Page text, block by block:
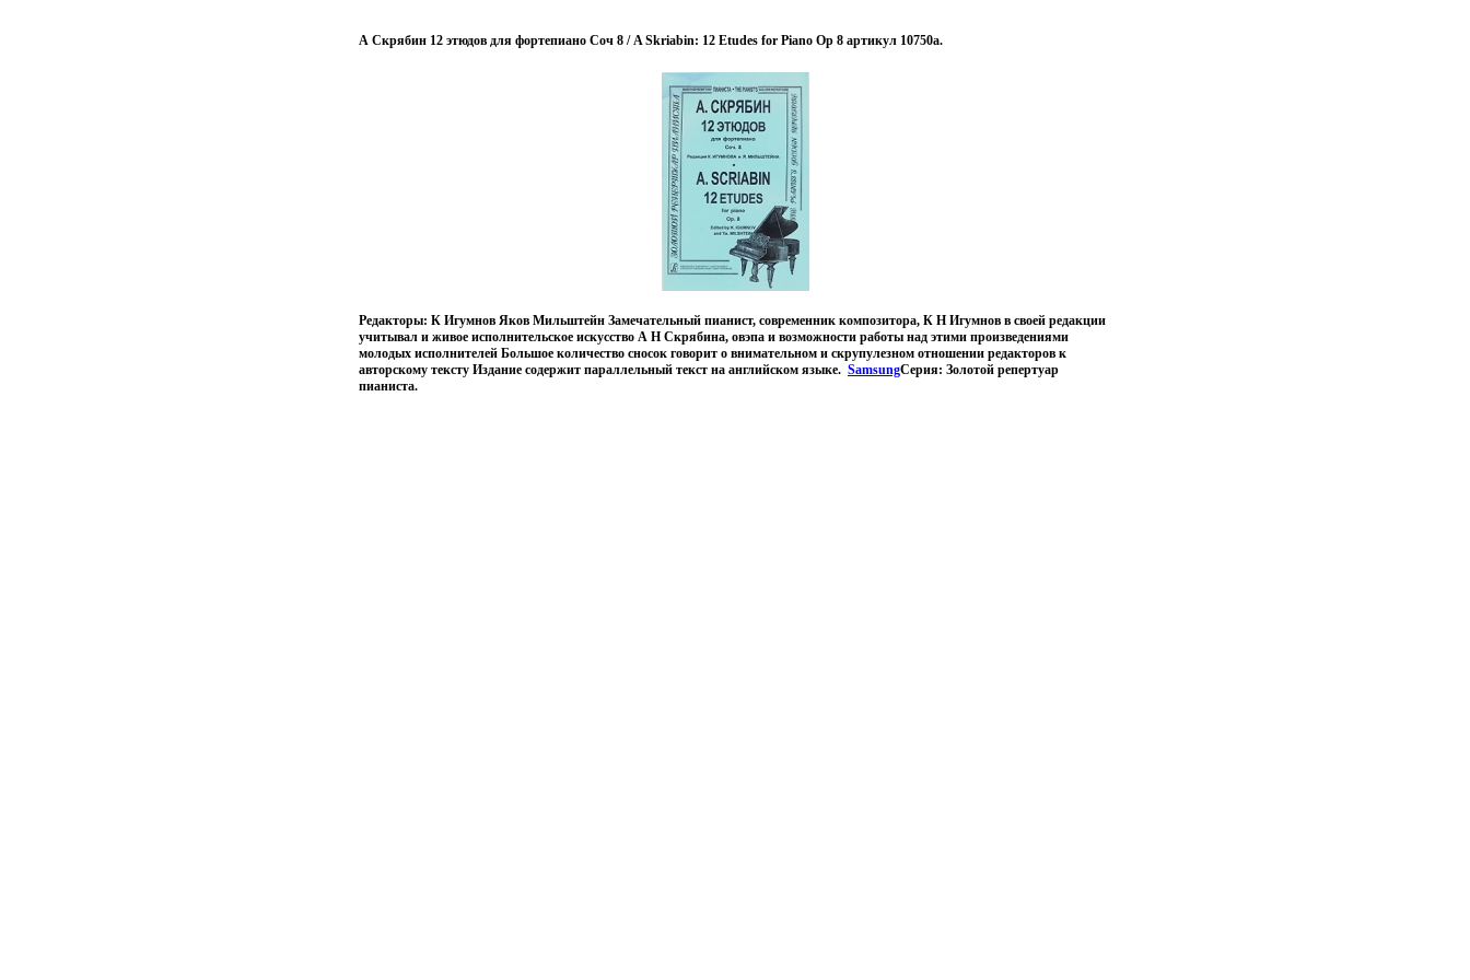
А Скрябин 12 этюдов для фортепиано Соч 8 / A Skriabin: 12 Etudes for Piano Op 8 артикул 10750a.
Редакторы: К Игумнов Яков Мильштейн Замечательный пианист, современник композитора, К Н Игумнов в своей редакции
учитывал и живое исполнительское искусство А Н Скрябина, овэпа и возможности работы над этими произведениями
молодых исполнителей Большое количество сносок говорит о внимательном и скрупулезном отношении редакторов к
авторскому тексту Издание содержит параллельный текст на английском языке. SamsungСерия: Золотой репертуар
пианиста.